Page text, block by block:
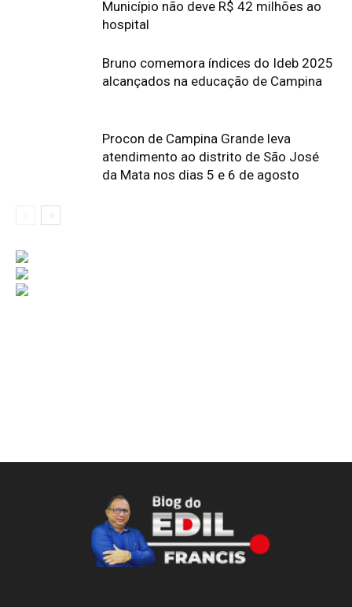
Município não deve R$ 42 milhões ao
hospital
Bruno comemora índices do Ideb 2025
alcançados na educação de Campina
Procon de Campina Grande leva
atendimento ao distrito de São José
da Mata nos dias 5 e 6 de agosto